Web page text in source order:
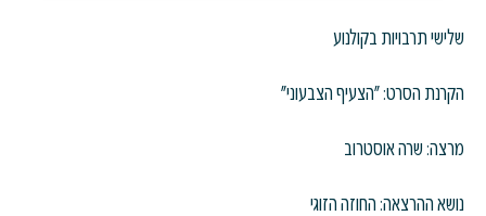
שלישי תרבויות בקולנוע
הקרנת הסרט: "הצעיף הצבעוני"
מרצה: שרה אוסטרוב
נושא ההרצאה: החוזה הזוגי